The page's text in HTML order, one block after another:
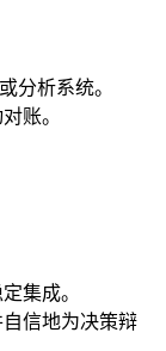
分析系统。
账。
集成。
信地为决策辩